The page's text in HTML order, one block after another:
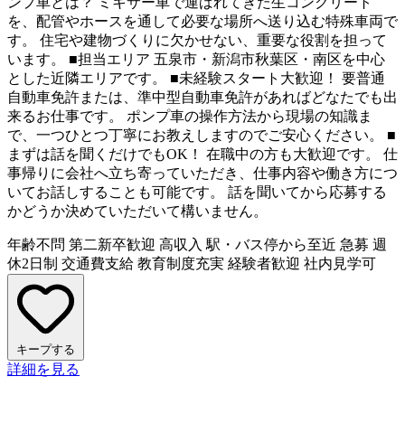
を、配管やホースを通して必要な場所へ送り込む特殊車両で
す。 住宅や建物づくりに欠かせない、重要な役割を担って
います。 ■担当エリア 五泉市・新潟市秋葉区・南区を中心
とした近隣エリアです。 ■未経験スタート大歓迎！ 要普通
自動車免許または、準中型自動車免許があればどなたでも出
来るお仕事です。 ポンプ車の操作方法から現場の知識ま
で、一つひとつ丁寧にお教えしますのでご安心ください。 ■
まずは話を聞くだけでもOK！ 在職中の方も大歓迎です。 仕
事帰りに会社へ立ち寄っていただき、仕事内容や働き方につ
いてお話しすることも可能です。 話を聞いてから応募する
かどうか決めていただいて構いません。
年齢不問 第二新卒歓迎 高収入 駅・バス停から至近 急募 週
休2日制 交通費支給 教育制度充実 経験者歓迎 社内見学可
キープする
詳細を見る